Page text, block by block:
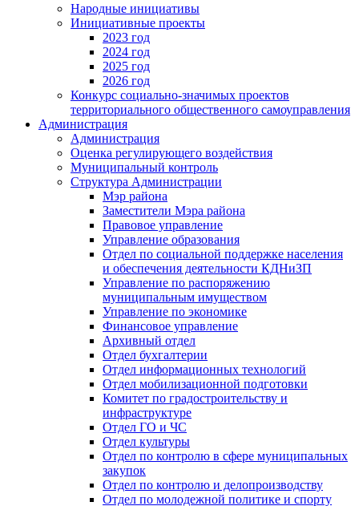
Народные инициативы
Инициативные проекты
2023 год
2024 год
2025 год
2026 год
Конкурс социально-значимых проектов
территориального общественного самоуправления
Администрация
Администрация
Оценка регулирующего воздействия
Муниципальный контроль
Структура Администрации
Мэр района
Заместители Мэра района
Правовое управление
Управление образования
Отдел по социальной поддержке населения
и обеспечения деятельности КДНиЗП
Управление по распоряжению
муниципальным имуществом
Управление по экономике
Финансовое управление
Архивный отдел
Отдел бухгалтерии
Отдел информационных технологий
Отдел мобилизационной подготовки
Комитет по градостроительству и
инфраструктуре
Отдел ГО и ЧС
Отдел культуры
Отдел по контролю в сфере муниципальных
закупок
Отдел по контролю и делопроизводству
Отдел по молодежной политике и спорту